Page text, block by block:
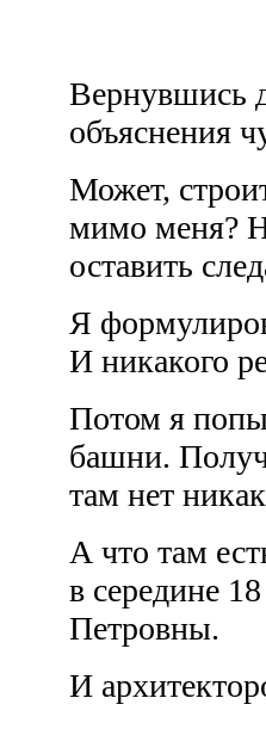
Вернувшись
объяснения
Может,
мимо меня?
оставить
Я
И никакого
Потом я
башни.
там нет
А что там
в середине
Петровны.
И